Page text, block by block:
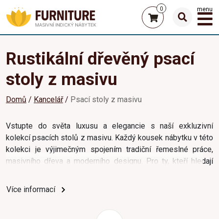
0 menu
Rustikální dřevěný psací
stoly z masivu
Domů Kancelář Psací stoly z masivu
Vstupte do světa luxusu a elegancie s naší exkluzivní
kolekcí psacích stolů z masivu. Každý kousek nábytku v této
kolekci je výjimečným spojením tradiční řemeslné práce,
masivního dřeva a moderního designu. Pro ty, kteří hledají
jsou naše psací stoly z masivu ideální volbou.
prostorem, ale také estetickým prvkem pro váš domov.
Více informací